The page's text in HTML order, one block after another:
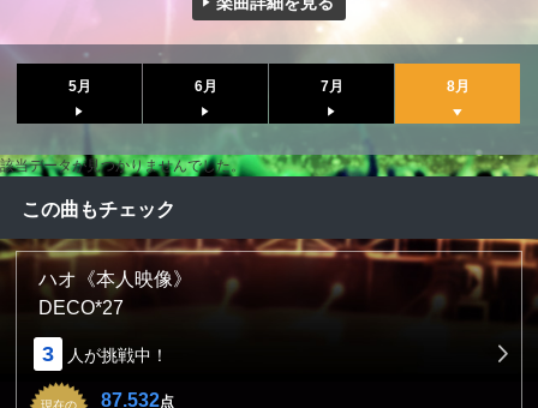
5月 6月 7月 8月
該当データが見つかりませんでした。
この曲もチェック
ハオ《本人映像》
DECO*27
3 人が挑戦中！
現在の
87.532点